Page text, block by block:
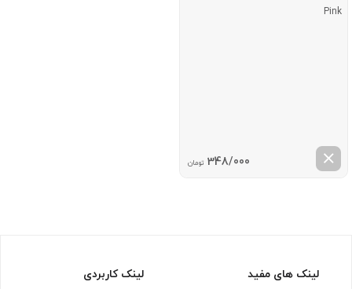
Pink
348/000 تومان
لینک های مفید لینک کاربردی